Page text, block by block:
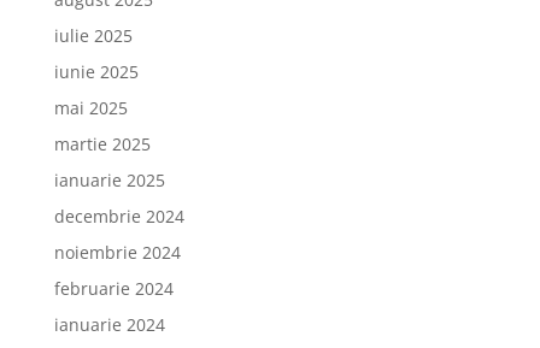
iulie 2025
iunie 2025
mai 2025
martie 2025
ianuarie 2025
decembrie 2024
noiembrie 2024
februarie 2024
ianuarie 2024